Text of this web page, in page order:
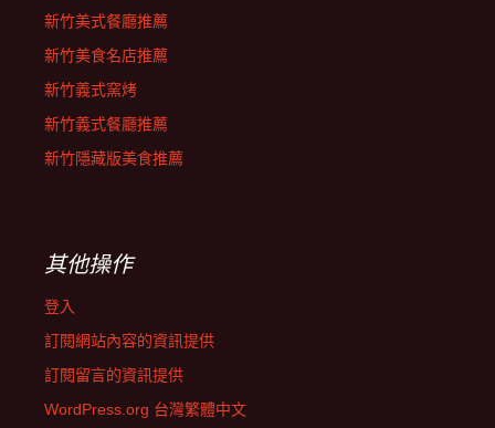
新竹美式餐廳推薦
新竹美食名店推薦
新竹義式窯烤
新竹義式餐廳推薦
新竹隱藏版美食推薦
其他操作
登入
訂閱網站內容的資訊提供
訂閱留言的資訊提供
WordPress.org 台灣繁體中文